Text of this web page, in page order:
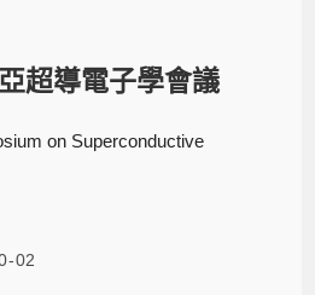
超導電子學會議
on Superconductive
02